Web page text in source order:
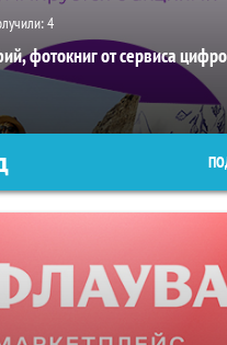
4
фотокниг от сервиса